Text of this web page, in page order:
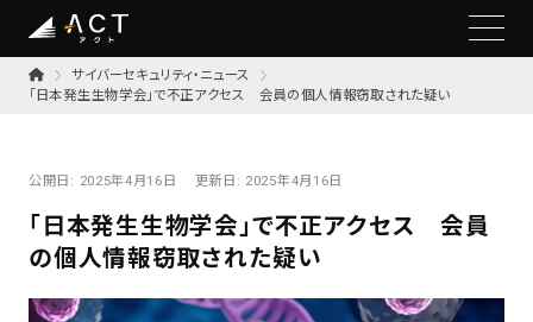
サイバーセキュリティ・ニュース
「日本発生生物学会」で不正アクセス 会員の個人情報窃取された疑い
公開日: 2025年4月16日 更新日: 2025年4月16日
「日本発生生物学会」で不正アクセス 会員
の個人情報窃取された疑い